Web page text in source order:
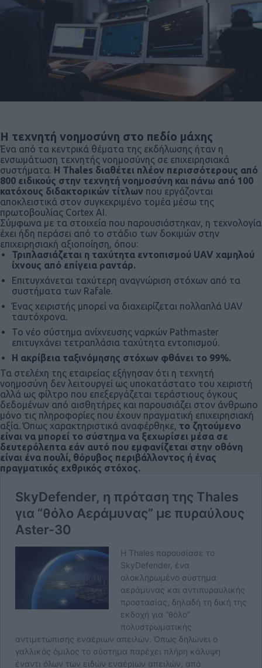
Η τεχνητή νοημοσύνη στο πεδίο μάχης
Ένα από τα κεντρικά θέματα της εκδήλωσης ήταν η
ενσωμάτωση τεχνητής νοημοσύνης σε επιχειρησιακά
συστήματα. Η Thales διαθέτει πλέον περισσότερους από
800 ειδικούς στην τεχνητή νοημοσύνη και πάνω από 100
κατόχους διδακτορικών τίτλων που εργάζονται
αποκλειστικά στον συγκεκριμένο τομέα μέσω της
πρωτοβουλίας Cortex AI.
Σύμφωνα με τα στοιχεία που παρουσιάστηκαν, η τεχνολογία
έχει ήδη περάσει από το στάδιο των δοκιμών στην
επιχειρησιακή αξιοποίηση, όπου:
Τριπλασιάζεται η ταχύτητα εντοπισμού UAV χαμηλού
ίχνους από επίγεια ραντάρ.
Επιτυγχάνεται ταχύτερη αναγνώριση στόχων από τα
συστήματα των Rafale.
Ένας χειριστής μπορεί να διαχειρίζεται πολλαπλά UAV
ταυτόχρονα.
Το νέο σύστημα ανίχνευσης ναρκών Pathmaster
επιτυγχάνει τετραπλάσια ταχύτητα εντοπισμού.
Η ακρίβεια ταξινόμησης στόχων φθάνει το 99%.
Τα στελέχη της εταιρείας εξήγησαν ότι η τεχνητή
νοημοσύνη δεν λειτουργεί ως υποκατάστατο του χειριστή
αλλά ως φίλτρο που επεξεργάζεται τεράστιους όγκους
δεδομένων από αισθητήρες και παρουσιάζει στον άνθρωπο
μόνο τις πληροφορίες που έχουν πραγματική επιχειρησιακή
αξία. Όπως χαρακτηριστικά αναφέρθηκε, το ζητούμενο
είναι να μπορεί το σύστημα να ξεχωρίσει μέσα σε
δευτερόλεπτα εάν αυτό που εμφανίζεται στην οθόνη
είναι ένα πουλί, θόρυβος περιβάλλοντος ή ένας
πραγματικός εχθρικός στόχος.